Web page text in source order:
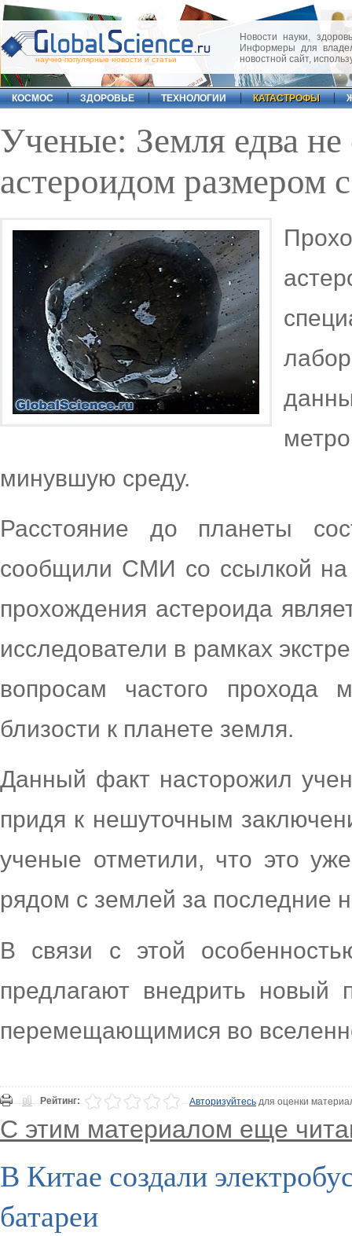
научно-популярные новости и статьи
Новости науки,
Информеры для
новостной сайт,
КОСМОС ЗДОРОВЬЕ ТЕХНОЛОГИИ КАТАСТРОФЫ
Ученые: Земля едва не
астероидом размером
минувшую среду.
Расстояние до планеты
сообщили СМИ со ссылкой на
прохождения астероида
исследователи в рамках
вопросам частого прохода
близости к планете земля.
Данный факт насторожил
придя к нешуточным
ученые отметили, что это
рядом с землей за последние
В связи с этой
предлагают внедрить новый
перемещающимися во
Рейтинг: Авторизуйтесьдля оценки
С этим материалом еще
В Китае создали
батареи